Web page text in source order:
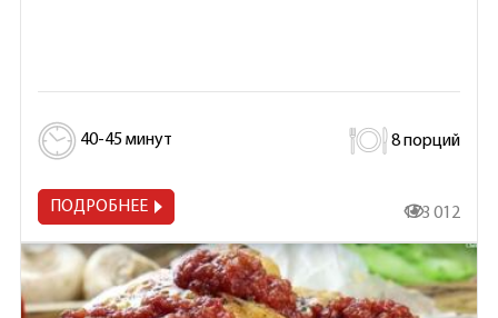
40-45 минут 8 порций
ПОДРОБНЕЕ 173 012